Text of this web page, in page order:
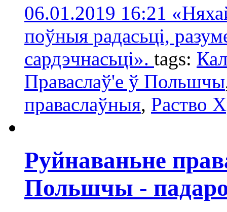
06.01.2019 16:21
поўныя радасьці,
сардэчнасьці». tags:
Праваслаў'е ў Польшчы
праваслаўныя, Раство
Руйнаваньне
Польшчы -